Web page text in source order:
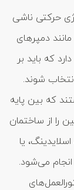
حرکتی ناشی
دمپرهای
که باید بر
شوند.
که بین پایه
را از ساختمان
یا
می‌شود.